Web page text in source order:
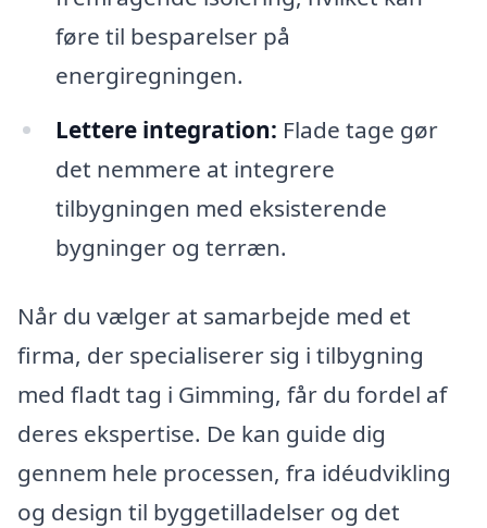
føre til besparelser på
energiregningen.
Lettere integration: Flade tage gør
det nemmere at integrere
tilbygningen med eksisterende
bygninger og terræn.
Når du vælger at samarbejde med et
firma, der specialiserer sig i tilbygning
med fladt tag i Gimming, får du fordel af
deres ekspertise. De kan guide dig
gennem hele processen, fra idéudvikling
og design til byggetilladelser og det